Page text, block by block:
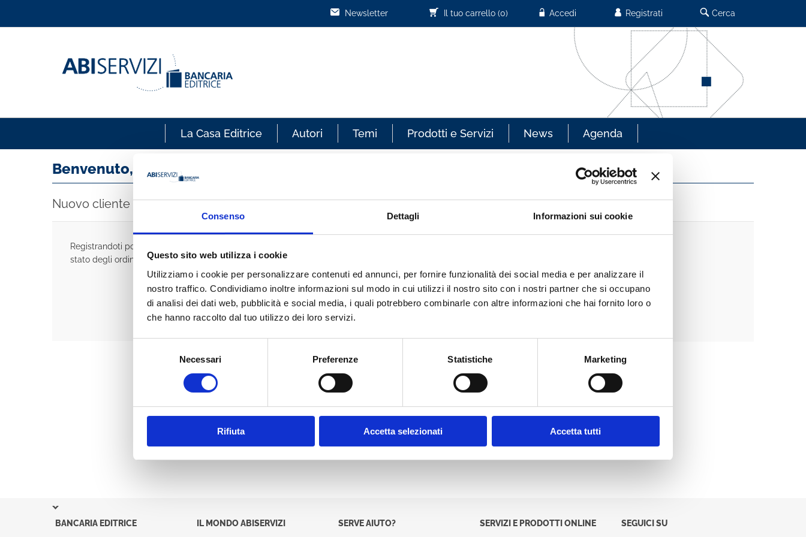
Consenso Dettagli Informazioni sui cookie
Questo sito web utilizza i cookie
Utilizziamo i cookie per personalizzare contenuti ed annunci, per fornire funzionalità dei social media e per analizzare il
nostro traffico. Condividiamo inoltre informazioni sul modo in cui utilizzi il nostro sito con i nostri partner che si occupano
di analisi dei dati web, pubblicità e social media, i quali potrebbero combinarle con altre informazioni che hai fornito loro o
che hanno raccolto dal tuo utilizzo dei loro servizi.
Necessari Preferenze Statistiche Marketing
Rifiuta Accetta selezionati Accetta tutti
Cerca
Registrati
Accedi
Il tuo carrello (0)
Newsletter
La Casa Editrice Autori Temi Prodotti e Servizi News Agenda
Benvenuto, accedi!
Nuovo cliente
Registrandoti potrai acquistare velocemente, essere sempre aggiornato sullo
stato degli ordini e rivedere la storia degli acquisti effettuati
Cliente già registrato
Password:
BANCARIA EDITRICE IL MONDO ABISERVIZI SERVE AIUTO? SERVIZI E PRODOTTI ONLINE SEGUICI SU